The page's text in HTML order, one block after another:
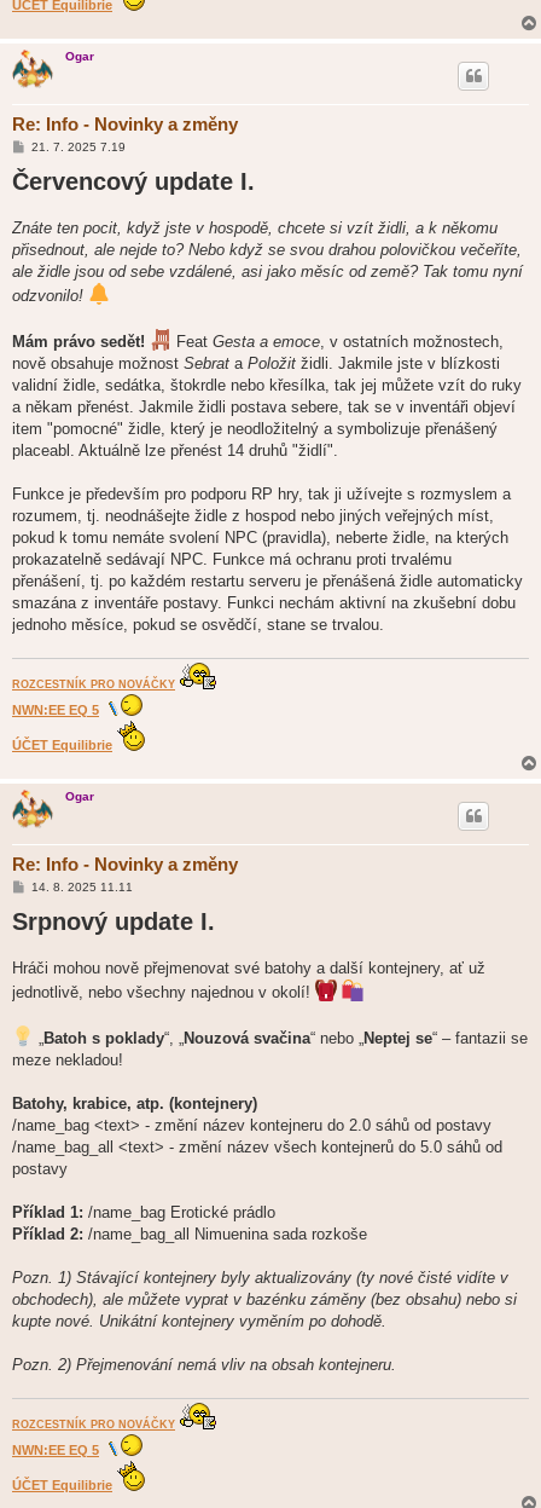
ÚČET Equilibrie
Ogar
Re: Info - Novinky a změny
P
í
s
v
e
21. 7. 2025 7.19
Červencový update I.
Znáte ten pocit, když jste v hospodě, chcete si vzít židli, a k někomu
přisednout, ale nejde to? Nebo když se svou drahou polovičkou večeříte,
ale židle jsou od sebe vzdálené, asi jako měsíc od země? Tak tomu nyní
odzvonilo!
Mám právo sedět! Feat Gesta a emoce, v ostatních možnostech,
nově obsahuje možnost Sebrat a Položit židli. Jakmile jste v blízkosti
validní židle, sedátka, štokrdle nebo křesílka, tak jej můžete vzít do ruky
a někam přenést. Jakmile židli postava sebere, tak se v inventáři objeví
item "pomocné" židle, který je neodložitelný a symbolizuje přenášený
placeabl. Aktuálně lze přenést 14 druhů "židlí".
Funkce je především pro podporu RP hry, tak ji užívejte s rozmyslem a
rozumem, tj. neodnášejte židle z hospod nebo jiných veřejných míst,
pokud k tomu nemáte svolení NPC (pravidla), neberte židle, na kterých
prokazatelně sedávají NPC. Funkce má ochranu proti trvalému
přenášení, tj. po každém restartu serveru je přenášená židle automaticky
smazána z inventáře postavy. Funkci nechám aktivní na zkušební dobu
jednoho měsíce, pokud se osvědčí, stane se trvalou.
ROZCESTNÍK PRO NOVÁČKY
NWN:EE EQ 5
ÚČET Equilibrie
Ogar
Re: Info - Novinky a změny
P
í
s
ě
v
e
k
14. 8. 2025 11.11
Srpnový update I.
Hráči mohou nově přejmenovat své batohy a další kontejnery, ať už
jednotlivě, nebo všechny najednou v okolí!
„Batoh s poklady“, „Nouzová svačina“ nebo „Neptej se“ – fantazii se
meze nekladou!
Batohy, krabice, atp. (kontejnery)
/name_bag <text> - změní název kontejneru do 2.0 sáhů od postavy
/name_bag_all <text> - změní název všech kontejnerů do 5.0 sáhů od
postavy
Příklad 1: /name_bag Erotické prádlo
Příklad 2: /name_bag_all Nimuenina sada rozkoše
Pozn. 1) Stávající kontejnery byly aktualizovány (ty nové čisté vidíte v
obchodech), ale můžete vyprat v bazénku záměny (bez obsahu) nebo si
kupte nové. Unikátní kontejnery vyměním po dohodě.
Pozn. 2) Přejmenování nemá vliv na obsah kontejneru.
ROZCESTNÍK PRO NOVÁČKY
NWN:EE EQ 5
ÚČET Equilibrie